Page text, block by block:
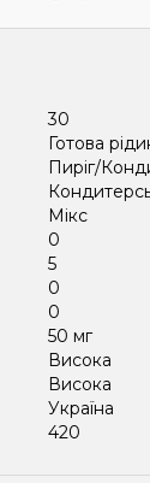
30
Готова
Пиріг/
Мікс
0
5
0
0
50 мг
Висока
Висока
Україна
420